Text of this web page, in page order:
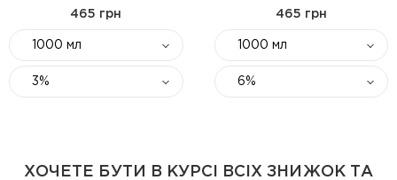
465 грн
1000 мл
3%
465 грн
1000 мл
6%
ХОЧЕТЕ БУТИ В КУРСІ ВСІХ ЗНИЖОК ТА